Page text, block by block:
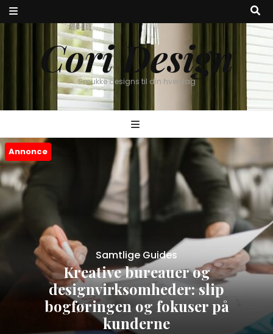
Cori Design
Smukke designs til din hverdag
Annonce
Samtlige Guides
Kreative bureauer og
designvirksomheder: slip
bogføringen og fokuser på
kunderne